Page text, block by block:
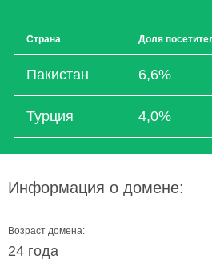
Страна Доля
Пакистан 6,6%
Турция 4,0%
Информация о домене:
Возраст домена:
24 года